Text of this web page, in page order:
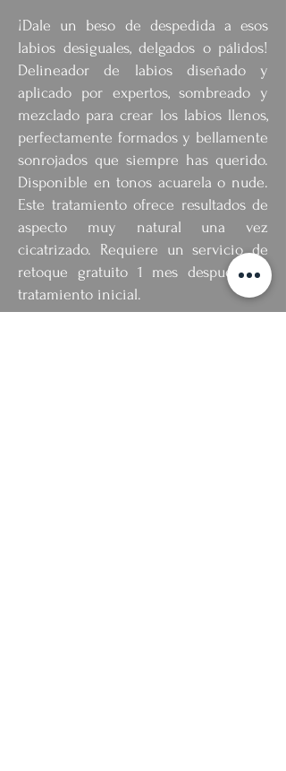
¡Dale un beso de despedida a esos
labios desiguales, delgados o pálidos!
Delineador de labios diseñado y
aplicado por expertos, sombreado y
mezclado para crear los labios llenos,
perfectamente formados y bellamente
sonrojados que siempre has querido.
Disponible en tonos acuarela o nude.
Este tratamiento ofrece resultados de
aspecto muy natural una vez
cicatrizado. Requiere un servicio de
retoque gratuito 1 mes después del
tratamiento inicial.